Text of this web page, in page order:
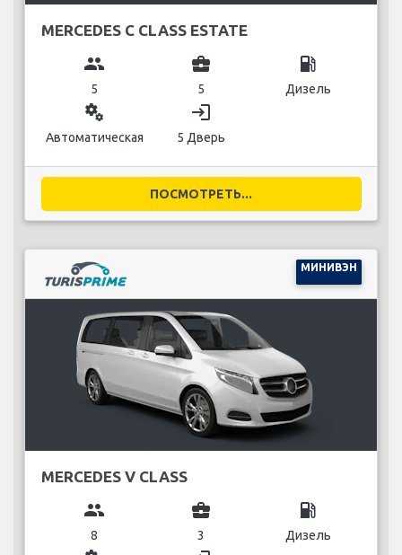
MERCEDES C CLASS ESTATE
group
5
business_center
5
local_gas_station
Дизель
miscellaneous_services
Автоматическая
login
5 Дверь
ПОСМОТРЕТЬ...
МИНИВЭН
MERCEDES V CLASS
group
8
business_center
3
local_gas_station
Дизель